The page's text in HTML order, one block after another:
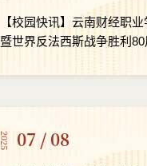
【校园快讯】云南财经职
暨世界反法西斯战争胜利
2025 07 / 08